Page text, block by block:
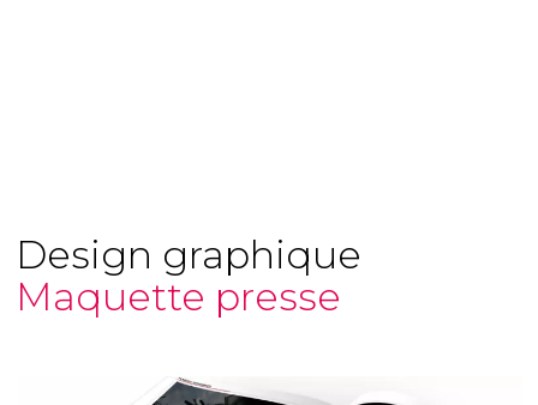
Design graphique
Maquette presse